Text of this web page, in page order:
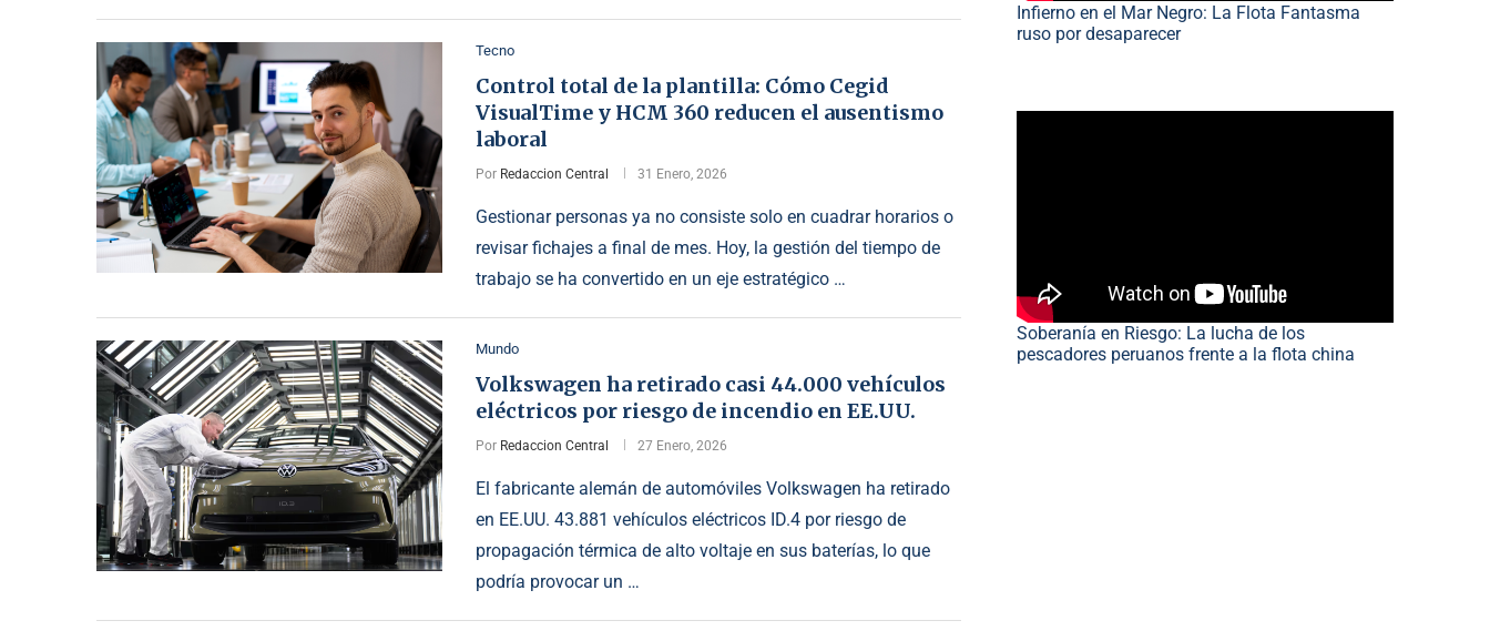
Tecno
Control total de la plantilla: Cómo Cegid
VisualTime y HCM 360 reducen el ausentismo
laboral
Por Redaccion Central 31 Enero, 2026
Gestionar personas ya no consiste solo en cuadrar horarios o
revisar fichajes a final de mes. Hoy, la gestión del tiempo de
trabajo se ha convertido en un eje estratégico …
Mundo
Volkswagen ha retirado casi 44.000 vehículos
eléctricos por riesgo de incendio en EE.UU.
Por Redaccion Central 27 Enero, 2026
El fabricante alemán de automóviles Volkswagen ha retirado
en EE.UU. 43.881 vehículos eléctricos ID.4 por riesgo de
propagación térmica de alto voltaje en sus baterías, lo que
podría provocar un …
Infierno en el Mar Negro: La Flota Fantasma
ruso por desaparecer
Soberanía en Riesgo: La lucha de los
pescadores peruanos frente a la flota china